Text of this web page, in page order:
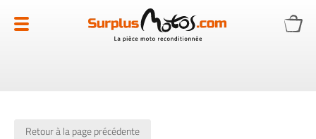
au
contenu
Retour à la page précédente